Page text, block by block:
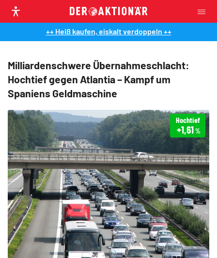
++ Heiß kaufen, eiskalt verdoppeln ++
Milliardenschwere Übernahmeschlacht:
Hochtief gegen Atlantia – Kampf um
Spaniens Geldmaschine
Hochtief
+1,61%